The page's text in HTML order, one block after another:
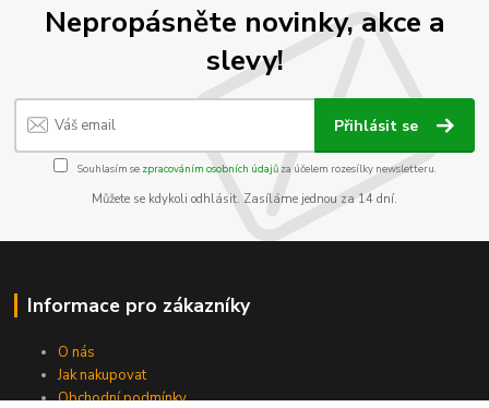
Nepropásněte novinky, akce a
slevy!
Přihlásit se
Souhlasím se zpracováním osobních údajůza účelem rozesílky newsletteru.
Můžete se kdykoli odhlásit. Zasíláme jednou za 14 dní.
Informace pro zákazníky
O nás
Jak nakupovat
Obchodní podmínky